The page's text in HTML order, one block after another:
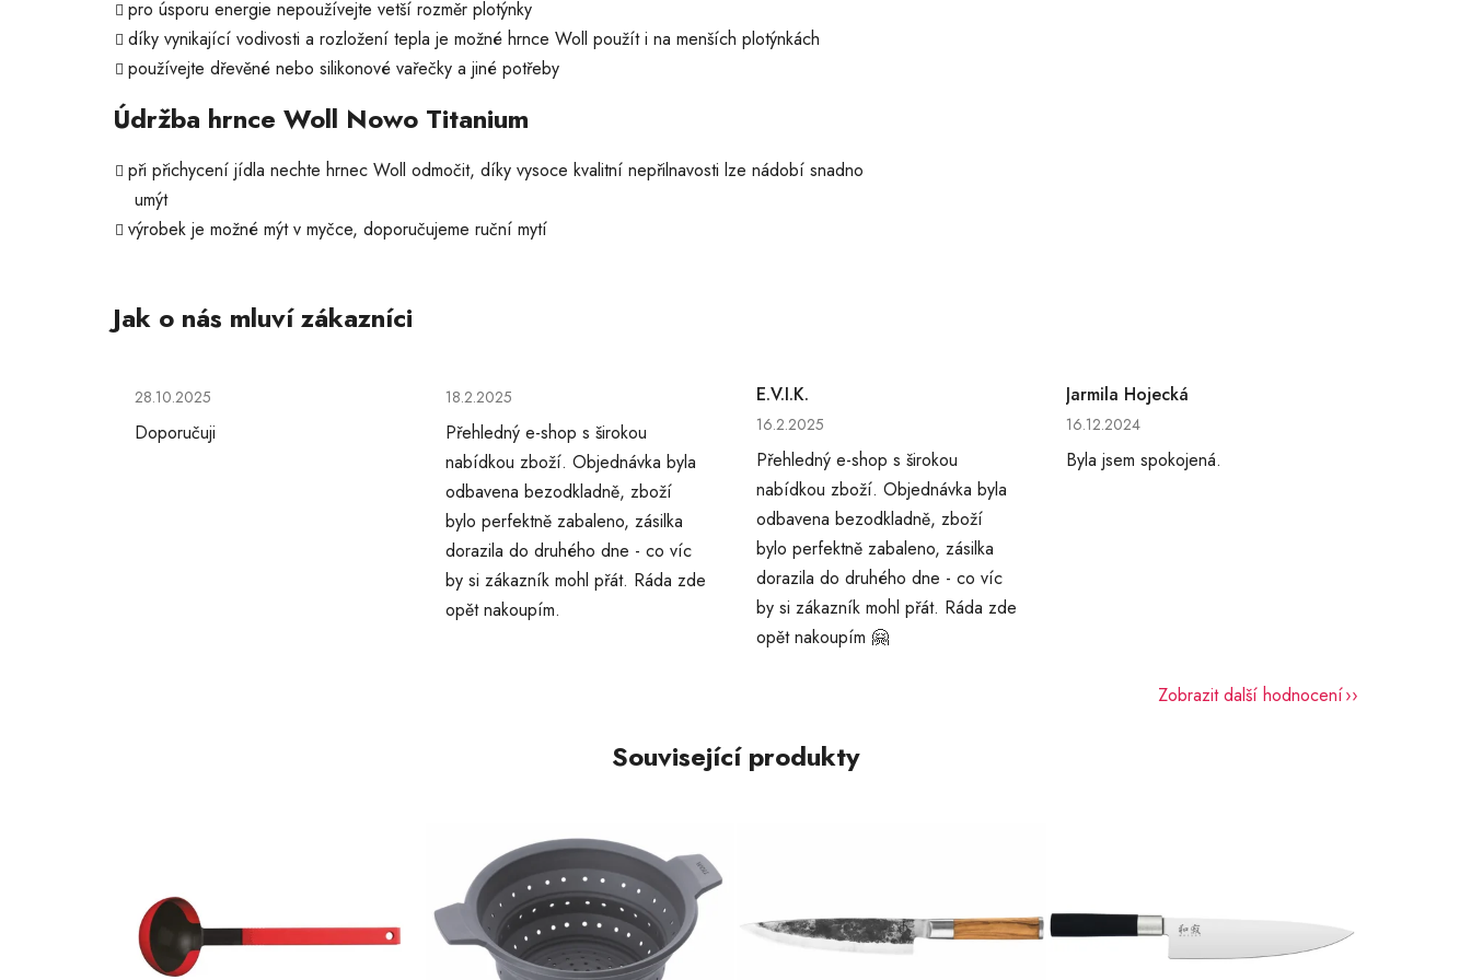
pro úsporu energie nepoužívejte vetší rozměr plotýnky
díky vynikající vodivosti a rozložení tepla je možné hrnce Woll použít i na menších plotýnkách
používejte dřevěné nebo silikonové vařečky a jiné potřeby
Údržba hrnce Woll Nowo Titanium
při přichycení jídla nechte hrnec Woll odmočit, díky vysoce kvalitní nepřilnavosti lze nádobí snadno
umýt
výrobek je možné mýt v myčce, doporučujeme ruční mytí
Hodnocení obchodu je 5 z 5 hvězdiček.
28.10.2025
Doporučuji
Hodnocení obchodu je 5 z 5 hvězdiček.
18.2.2025
Přehledný e-shop s širokou
nabídkou zboží. Objednávka byla
odbavena bezodkladně, zboží
bylo perfektně zabaleno, zásilka
dorazila do druhého dne - co víc
by si zákazník mohl přát. Ráda zde
opět nakoupím.
E.V.I.K.
Hodnocení obchodu je 5 z 5 hvězdiček.
16.2.2025
Přehledný e-shop s širokou
nabídkou zboží. Objednávka byla
odbavena bezodkladně, zboží
bylo perfektně zabaleno, zásilka
dorazila do druhého dne - co víc
by si zákazník mohl přát. Ráda zde
opět nakoupím 🤗
Jarmila Hojecká
Hodnocení obchodu je 5 z 5 hvězdiček.
16.12.2024
Byla jsem spokojená.
Zobrazit další hodnocení
Související produkty